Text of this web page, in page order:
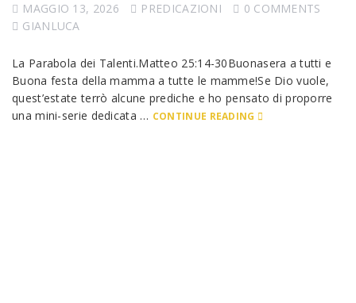
MAGGIO 13, 2026 PREDICAZIONI
0 COMMENTS
GIANLUCA
La Parabola dei Talenti.Matteo 25:14-30Buonasera a tutti e
Buona festa della mamma a tutte le mamme!Se Dio vuole,
quest’estate terrò alcune prediche e ho pensato di proporre
una mini-serie dedicata … CONTINUE READING